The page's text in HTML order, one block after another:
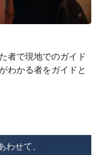
者で現地でのガイド
わかる者をガイドと
わせて、